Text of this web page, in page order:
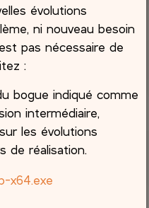
évolutions
ni nouveau besoin
pas nécessaire de
:
bogue indiqué comme
intermédiaire,
les évolutions
de réalisation.
x64.exe